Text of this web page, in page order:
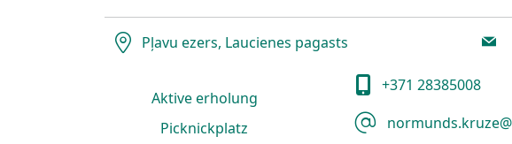
Pļavu ezers, Laucienes pagasts
Aktive erholung
Picknickplatz
+371 28385008